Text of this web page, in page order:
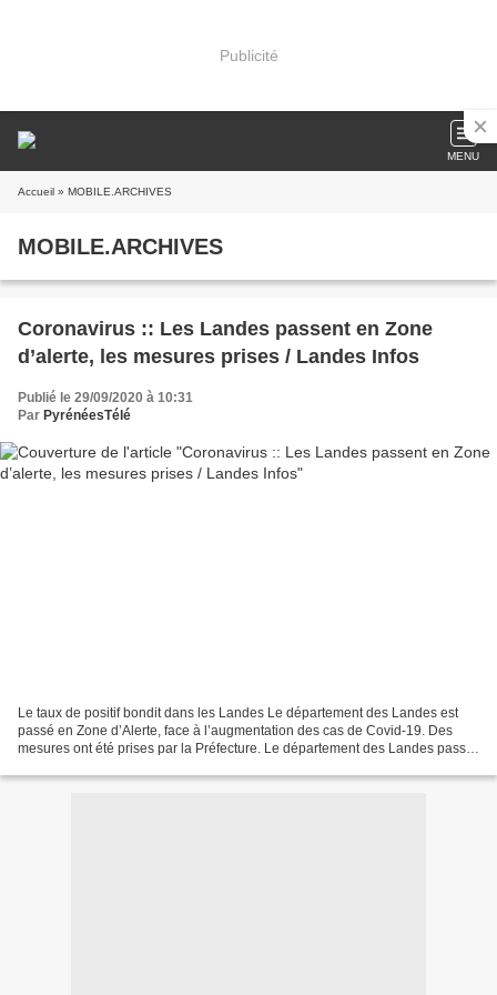
Publicité
MENU
Accueil » MOBILE.ARCHIVES
MOBILE.ARCHIVES
Coronavirus :: Les Landes passent en Zone
d’alerte, les mesures prises / Landes Infos
Publié le 29/09/2020 à 10:31
Par PyrénéesTélé
Le taux de positif bondit dans les Landes Le département des Landes est
passé en Zone d’Alerte, face à l’augmentation des cas de Covid-19. Des
mesures ont été prises par la Préfecture. Le département des Landes passe